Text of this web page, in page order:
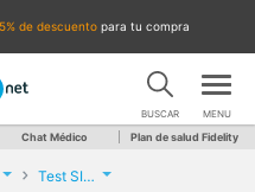
de descuento para tu compra
BUSCAR MENU
Chat Médico Plan de salud Fidelity
Test SIBO. Prueba de aliento